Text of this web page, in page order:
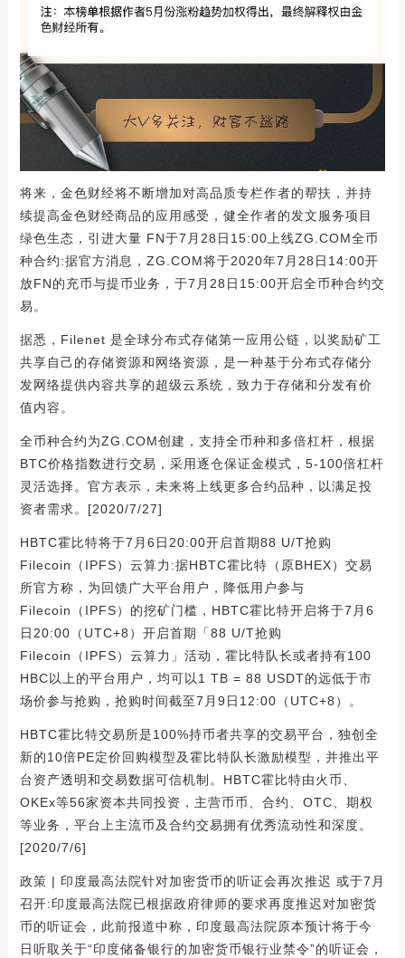
将来，金色财经将不断增加对高品质专栏作者的帮扶，并持
续提高金色财经商品的应用感受，健全作者的发文服务项目
绿色生态，引进大量 FN于7月28日15:00上线ZG.COM全币
种合约:据官方消息，ZG.COM将于2020年7月28日14:00开
放FN的充币与提币业务，于7月28日15:00开启全币种合约交
易。
据悉，Filenet 是全球分布式存储第一应用公链，以奖励矿工
共享自己的存储资源和网络资源，是一种基于分布式存储分
发网络提供内容共享的超级云系统，致力于存储和分发有价
值内容。
全币种合约为ZG.COM创建，支持全币种和多倍杠杆，根据
BTC价格指数进行交易，采用逐仓保证金模式，5-100倍杠杆
灵活选择。官方表示，未来将上线更多合约品种，以满足投
资者需求。[2020/7/27]
HBTC霍比特将于7月6日20:00开启首期88 U/T抢购
Filecoin（IPFS）云算力:据HBTC霍比特（原BHEX）交易
所官方称，为回馈广大平台用户，降低用户参与
Filecoin（IPFS）的挖矿门槛，HBTC霍比特开启将于7月6
日20:00（UTC+8）开启首期「88 U/T抢购
Filecoin（IPFS）云算力」活动，霍比特队长或者持有100
HBC以上的平台用户，均可以1 TB = 88 USDT的远低于市
场价参与抢购，抢购时间截至7月9日12:00（UTC+8）。
HBTC霍比特交易所是100%持币者共享的交易平台，独创全
新的10倍PE定价回购模型及霍比特队长激励模型，并推出平
台资产透明和交易数据可信机制。HBTC霍比特由火币、
OKEx等56家资本共同投资，主营币币、合约、OTC、期权
等业务，平台上主流币及合约交易拥有优秀流动性和深度。
[2020/7/6]
政策 | 印度最高法院针对加密货币的听证会再次推迟 或于7月
召开:印度最高法院已根据政府律师的要求再度推迟对加密货
币的听证会，此前报道中称，印度最高法院原本预计将于今
日听取关于“印度储备银行的加密货币银行业禁令”的听证会，